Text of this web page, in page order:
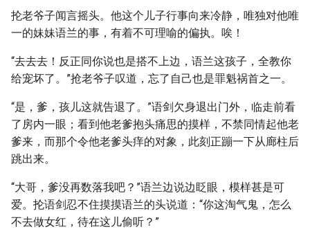
抡老爷子闻言摇头。他这个儿子行事向来冷静，唯独对他唯
一的妹妹语兰的事，有着不可理喻的偏执。唉！
“去去去！反正同你说也是搭不上边，语兰这孩子，全教你
给宠坏了。”抢老爷子叹道，忘了自己也是罪魁祸首之一。
“是，爹，孩儿这就告退了。”语剑欠身退出门外，临走前看
了房内一眼；看到他老爹抱头痛思的摸样，不禁同情起他老
爹来，而那个令他老爹头痒的对象，此刻正蹦一下从廊柱后
跳出来。
“大哥，爹没再数落我吧？”语兰边说边眨眼，模样甚是可
爱。抡语剑忍不住摸摸语兰的头说道：“你这淘气鬼，怎么
不去做女红，待在这儿偷听？”